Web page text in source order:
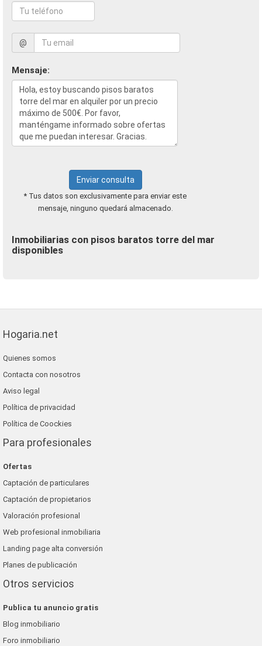
@
Mensaje:
Enviar consulta
* Tus datos son exclusivamente para enviar este
mensaje, ninguno quedará almacenado.
Inmobiliarias con pisos baratos torre del mar
disponibles
Hogaria.net
Quienes somos
Contacta con nosotros
Aviso legal
Política de privacidad
Política de Coockies
Para profesionales
Ofertas
Captación de particulares
Captación de propietarios
Valoración profesional
Web profesional inmobiliaria
Landing page alta conversión
Planes de publicación
Otros servicios
Publica tu anuncio gratis
Blog inmobiliario
Foro inmobiliario